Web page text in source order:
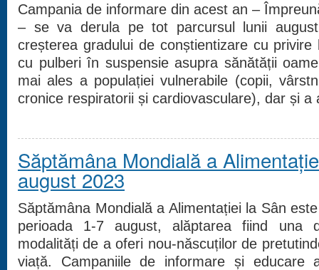
Campania de informare din acest an –
– se va derula pe tot parcursul lunii
creșterea gradului de conștientizare cu
cu pulberi în suspensie asupra sănătății
mai ales a populației vulnerabile (copii,
cronice respiratorii și cardiovasculare), dar și a
Săptămâna Mondială a
august 2023
Săptămâna Mondială a Alimentației la Sân
perioada 1-7 august, alăptarea fiind una
modalități de a oferi nou-născuților de
viață. Campaniile de informare și educare